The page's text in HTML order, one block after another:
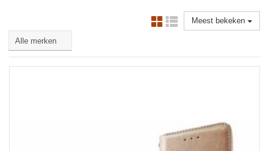
Meest bekeken